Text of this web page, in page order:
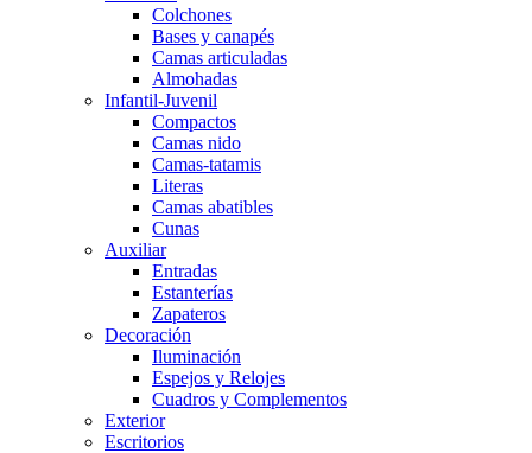
Colchones
Bases y canapés
Camas articuladas
Almohadas
Infantil-Juvenil
Compactos
Camas nido
Camas-tatamis
Literas
Camas abatibles
Cunas
Auxiliar
Entradas
Estanterías
Zapateros
Decoración
Iluminación
Espejos y Relojes
Cuadros y Complementos
Exterior
Escritorios